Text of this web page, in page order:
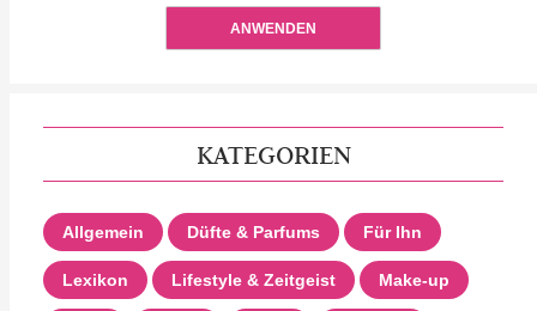
ANWENDEN
KATEGORIEN
Allgemein Düfte & Parfums Für Ihn
Lexikon Lifestyle & Zeitgeist Make-up